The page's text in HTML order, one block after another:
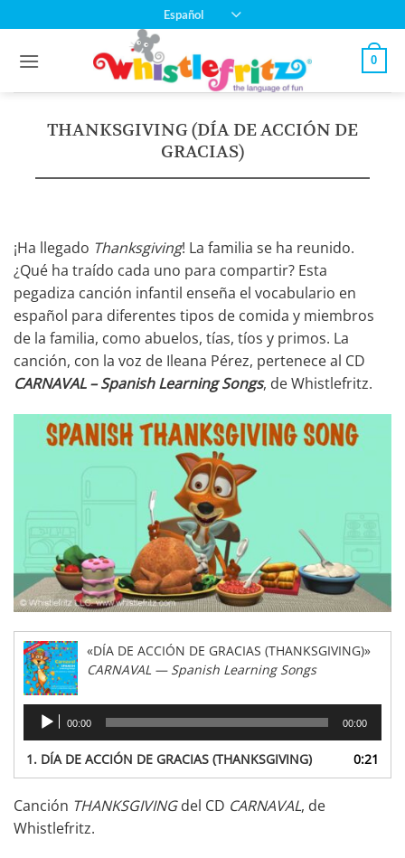
al
contenido
Español
0
THANKSGIVING (DÍA DE ACCIÓN DE
GRACIAS)
¡Ha llegado Thanksgiving! La familia se ha reunido.
¿Qué ha traído cada uno para compartir? Esta
pegadiza canción infantil enseña el vocabulario en
español para diferentes tipos de comida y miembros
de la familia, como abuelos, tías, tíos y primos. La
canción, con la voz de Ileana Pérez, pertenece al CD
CARNAVAL – Spanish Learning Songs, de Whistlefritz.
«DÍA DE ACCIÓN DE GRACIAS (THANKSGIVING)»
CARNAVAL — Spanish Learning Songs
Reproductor
audio
00:00 00:00
1. DÍA DE ACCIÓN DE GRACIAS (THANKSGIVING) 0:21
Canción THANKSGIVINGdel CD CARNAVAL, de
Whistlefritz.